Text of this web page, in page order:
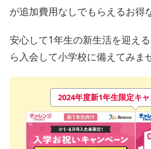
が追加費用なしでもらえるお得
安心して1年生の新生活を迎え
ら入会して小学校に備えてみま
2024年度新1年生限定キ